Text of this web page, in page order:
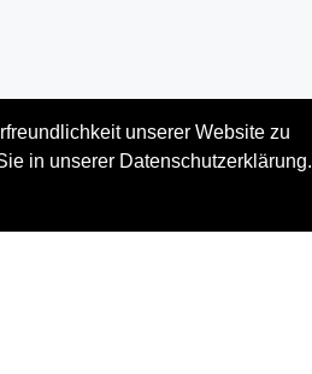
unserer Website zu
in unserer Datenschutzerklärung.